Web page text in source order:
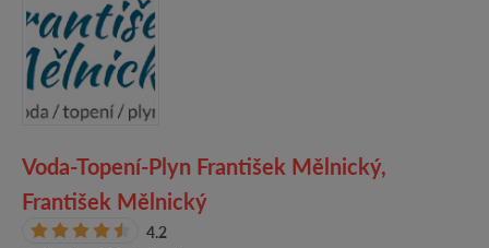
Voda-Topení-Plyn František Mělnický,
František Mělnický
4.2